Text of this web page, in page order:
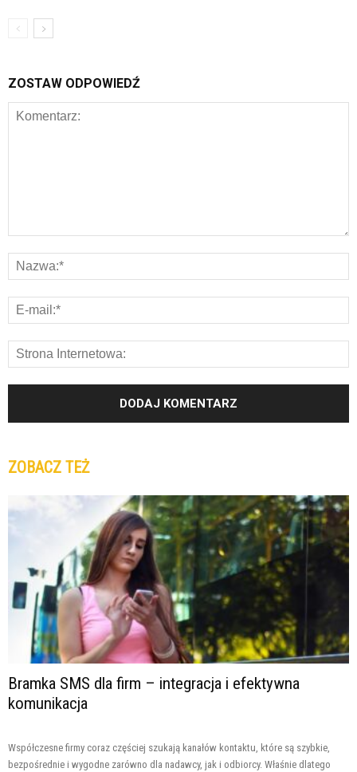
ZOSTAW ODPOWIEDŹ
ZOBACZ TEŻ
Bramka SMS dla firm – integracja i efektywna
komunikacja
Współczesne firmy coraz częściej szukają kanałów kontaktu, które są szybkie,
bezpośrednie i wygodne zarówno dla nadawcy, jak i odbiorcy. Właśnie dlatego